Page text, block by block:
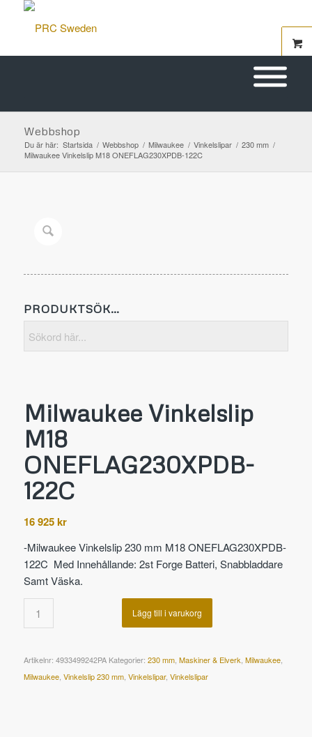
Webbshop
Du är här: Startsida / Webbshop / Milwaukee / Vinkelslipar / 230 mm /
Milwaukee Vinkelslip M18 ONEFLAG230XPDB-122C
PRODUKTSÖK…
Milwaukee Vinkelslip
M18
ONEFLAG230XPDB-
122C
16 925kr
-Milwaukee Vinkelslip 230 mm M18 ONEFLAG230XPDB-
122C Med Innehållande: 2st Forge Batteri, Snabbladdare
Samt Väska.
Lägg till i varukorg
Artikelnr: 4933499242PA Kategorier: 230 mm, Maskiner & Elverk Milwaukee,
Milwaukee, Vinkelslip 230 mm, Vinkelslipar, Vinkelslipar